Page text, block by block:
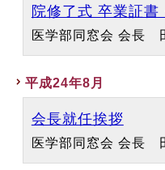
院修了式 卒業証
医学部同窓会 会長
平成24年8月
会長就任挨拶
医学部同窓会 会長